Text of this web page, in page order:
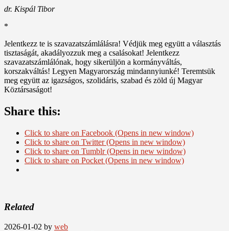
dr. Kispál Tibor
*
Jelentkezz te is szavazatszámlálásra! Védjük meg együtt a választás
tisztaságát, akadályozzuk meg a csalásokat! Jelentkezz
szavazatszámlálónak, hogy sikerüljön a kormányváltás,
korszakváltás! Legyen Magyarország mindannyiunké! Teremtsük
meg együtt az igazságos, szolidáris, szabad és zöld új Magyar
Köztársaságot!
Share this:
Click to share on Facebook (Opens in new window)
Click to share on Twitter (Opens in new window)
Click to share on Tumblr (Opens in new window)
Click to share on Pocket (Opens in new window)
Related
2026-01-02 by web